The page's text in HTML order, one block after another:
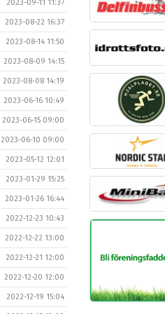
2023-09-11 11:37
2023-08-22 16:37
2023-08-14 11:50
2023-08-09 14:15
2023-08-08 14:19
2023-06-16 10:49
2023-06-15 09:00
2023-06-10 09:00
2023-05-12 12:01
2023-01-29 15:25
2023-01-26 16:44
2022-12-23 10:43
2022-12-22 13:00
2022-12-21 12:00
2022-12-20 12:00
2022-12-19 15:04